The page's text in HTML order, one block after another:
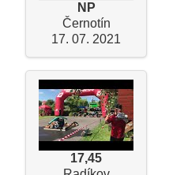
NP
Černotín
17. 07. 2021
17,45